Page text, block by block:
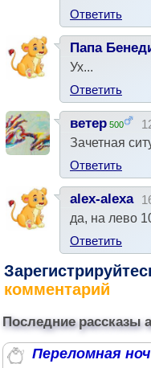
Ответить
Папа
Ух...
Ответить
ветер 500
Зачетная
Ответить
alex-alexa
да, на лево
Ответить
комментарий
Последние рассказы
Переломная